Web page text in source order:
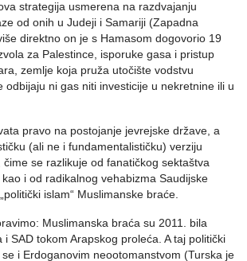
strategija usmerena na razdvajanju
od onih u Judeji i Samariji (Zapadna
direktno on je s Hamasom dogovorio 19
za Palestince, isporuke gasa i pristup
zemlje koja pruža utočište vodstvu
odbijaju ni gas niti investicije u nekretnine ili u
pravo na postojanje jevrejske države, a
(ali ne i fundamentalističku) verziju
čime se razlikuje od fanatičkog sektaštva
kao i od radikalnog vehabizma Saudijske
islam“ Muslimanske braće.
Muslimanska braća su 2011. bila
i SAD tokom Arapskog proleća. A taj politički
i Erdoganovim neootomanstvom (Turska je